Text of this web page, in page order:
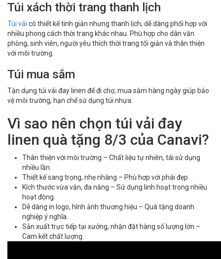
Túi xách thời trang thanh lịch
Túi vải có thiết kế tinh giản nhưng thanh lịch, dễ dàng phối hợp với
nhiều phong cách thời trang khác nhau. Phù hợp cho dân văn
phòng, sinh viên, người yêu thích thời trang tối giản và thân thiện
với môi trường.
Túi mua sắm
Tận dụng túi vải đay linen để đi chợ, mua sắm hàng ngày giúp bảo
vệ môi trường, hạn chế sử dụng túi nhựa.
Vì sao nên chọn túi vải đay
linen quà tặng 8/3 của Canavi?
Thân thiện với môi trường – Chất liệu tự nhiên, tái sử dụng
nhiều lần.
Thiết kế sang trọng, nhẹ nhàng – Phù hợp với phái đẹp.
Kích thước vừa vặn, đa năng – Sử dụng linh hoạt trong nhiều
hoạt động.
Dễ dàng in logo, hình ảnh thương hiệu – Quà tặng doanh
nghiệp ý nghĩa.
Sản xuất trực tiếp tại xưởng, nhận đặt hàng số lượng lớn –
Cam kết chất lượng.